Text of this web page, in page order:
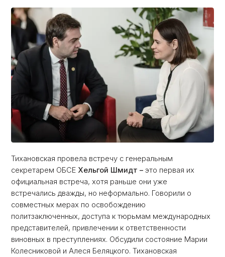
Тихановская провела встречу с генеральным
секретарем ОБСЕ Хельгой Шмидт –это первая их
официальная встреча, хотя раньше они уже
встречались дважды, но неформально. Говорили о
совместных мерах по освобождению
политзаключенных, доступа к тюрьмам международных
представителей, привлечении к ответственности
виновных в преступлениях. Обсудили состояние Марии
Колесниковой и Алеся Беляцкого. Тихановская